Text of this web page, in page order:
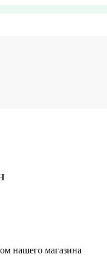
нашего магазина